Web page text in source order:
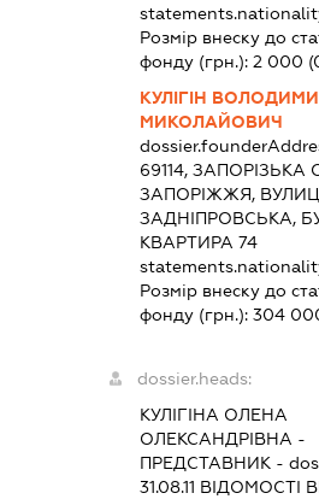
Розмір внеску до
фонду (грн.): 2 000
КУЛІГІН
МИКОЛАЙОВИЧ
69114, ЗАПОРІЗЬКА
ЗАПОРІЖЖЯ,
ЗАДНІПРОВСЬКА,
КВАРТИРА 74
Розмір внеску до
фонду (грн.): 304
dossier.heads:
КУЛІГІНА ОЛЕНА
ОЛЕКСАНДРІВНА -
ПРЕДСТАВНИК -
31.08.11 ВІДОМОСТІ